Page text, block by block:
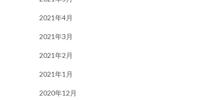
2021年4月
2021年3月
2021年2月
2021年1月
2020年12月